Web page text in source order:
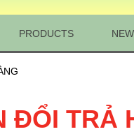
PRODUCTS
ĐỔI TRẢ